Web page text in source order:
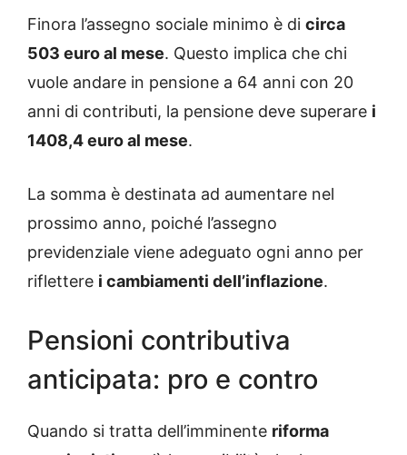
Finora l’assegno sociale minimo è di circa
503 euro al mese. Questo implica che chi
vuole andare in pensione a 64 anni con 20
anni di contributi, la pensione deve superare i
1408,4 euro al mese.
La somma è destinata ad aumentare nel
prossimo anno, poiché l’assegno
previdenziale viene adeguato ogni anno per
riflettere i cambiamenti dell’inflazione.
Pensioni contributiva
anticipata: pro e contro
Quando si tratta dell’imminente riforma